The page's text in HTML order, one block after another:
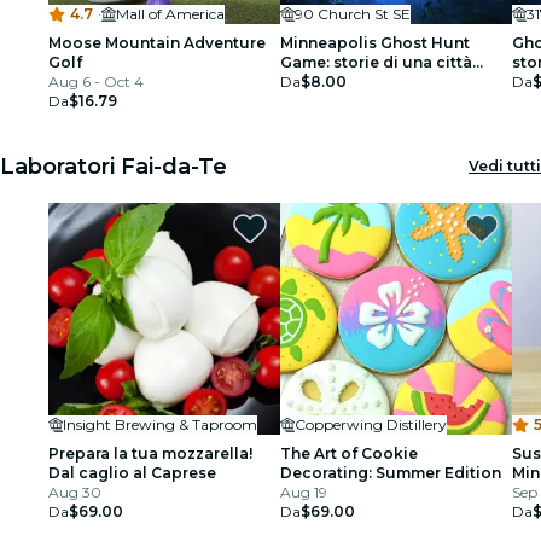
4.7 ·
Mall of America
Moose Mountain Adventure
Golf
Aug 6 - Oct 4
Da$16.79
90 Church St SE
Minneapolis Ghost Hunt
Game: storie di una città
infestata
Da$8.00
Da
Laboratori Fai-da-Te Vedi tutti
Insight Brewing & Taproom
Prepara la tua mozzarella!
Dal caglio al Caprese
Aug 30
Da$69.00
Copperwing Distillery
The Art of Cookie
Decorating: Summer Edition
Aug 19
Da$69.00
Da